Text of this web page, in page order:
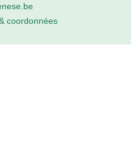
coordonnées